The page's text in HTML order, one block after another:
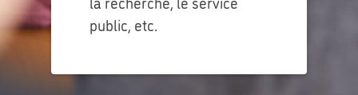
public, etc.